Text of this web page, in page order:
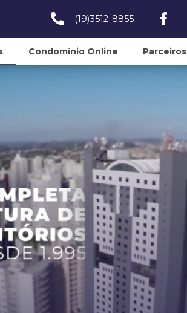
(19)3512-8855
Condomínio Online Parceiros